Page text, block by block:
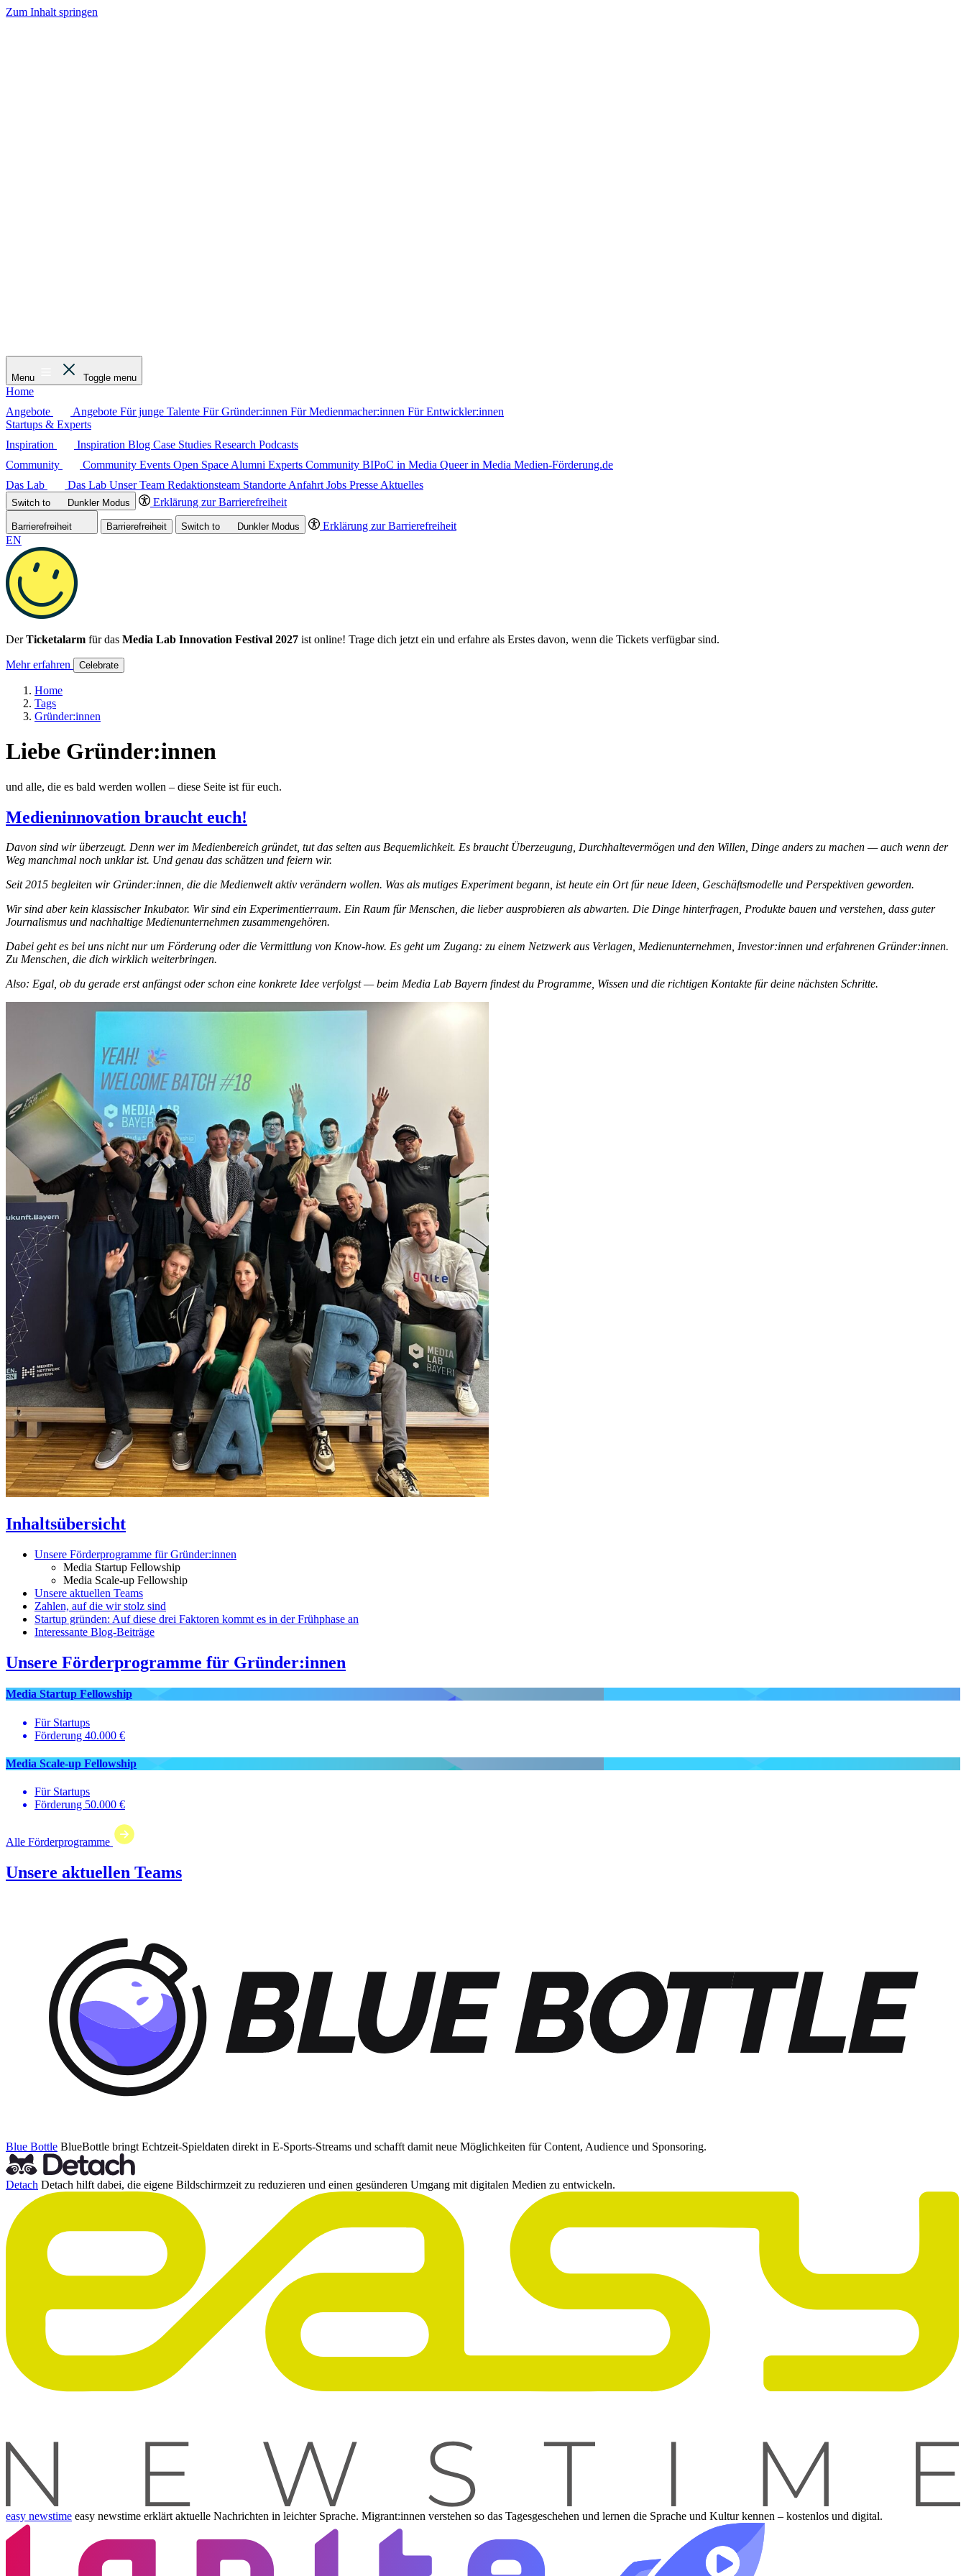
Zum Inhalt springen
Menu Toggle menu
Home
Angebote
Angebote Für junge Talente Für Gründer:innen Für Medienmacher:innen Für Entwickler:innen
Startups & Experts
Inspiration
Inspiration Blog Case Studies Research Podcasts
Community
Community Events Open Space Alumni Experts Community BIPoC in Media Queer in Media Medien-Förderung.de
Das Lab
Das Lab Unser Team Redaktionsteam Standorte Anfahrt Jobs Presse Aktuelles
Switch to DunklerModus Erklärung zur Barrierefreiheit
Barrierefreiheit Barrierefreiheit Switch to DunklerModus
Erklärung zur Barrierefreiheit
EN
DerTicketalarm für das Media Lab Innovation Festival 2027 ist online! Trage dich jetzt ein und erfahre als Erstes davon, wenn die Tickets verfügbar sind.
Mehr erfahren Celebrate
Home
Tags
Gründer:innen
Liebe Gründer:innen
und alle, die es bald werden wollen – diese Seite ist für euch.
Medieninnovation braucht euch!
Davon sind wir überzeugt. Denn wer im Medienbereich gründet, tut das selten aus Bequemlichkeit. Es braucht Überzeugung, Durchhaltevermögen und den Willen, Dinge anders zu machen — auch wenn der
Weg manchmal noch unklar ist. Und genau das schätzen und feiern wir.
Seit 2015 begleiten wir Gründer:innen, die die Medienwelt aktiv verändern wollen. Was als mutiges Experiment begann, ist heute ein Ort für neue Ideen, Geschäftsmodelle und Perspektiven geworden.
Wir sind aber kein klassischer Inkubator. Wir sind ein Experimentierraum. Ein Raum für Menschen, die lieber ausprobieren als abwarten. Die Dinge hinterfragen, Produkte bauen und verstehen, dass guter
Journalismus und nachhaltige Medienunternehmen zusammengehören.
Dabei geht es bei uns nicht nur um Förderung oder die Vermittlung von Know-how. Es geht um Zugang: zu einem Netzwerk aus Verlagen, Medienunternehmen, Investor:innen und erfahrenen Gründer:innen.
Zu Menschen, die dich wirklich weiterbringen.
Also: Egal, ob du gerade erst anfängst oder schon eine konkrete Idee verfolgst — beim Media Lab Bayern findest du Programme, Wissen und die richtigen Kontakte für deine nächsten Schritte.
Inhaltsübersicht
Unsere Förderprogramme für Gründer:innen
Media Startup Fellowship
Media Scale-up Fellowship
Unsere aktuellen Teams
Zahlen, auf die wir stolz sind
Startup gründen: Auf diese drei Faktoren kommt es in der Frühphase an
Interessante Blog-Beiträge
Unsere Förderprogramme für Gründer:innen
Media Startup Fellowship
Für Startups
Förderung 40.000 €
Media Scale‑up Fellowship
Für Startups
Förderung 50.000 €
Alle Förderprogramme
Unsere aktuellen Teams
Blue Bottle BlueBottle bringt Echtzeit-Spieldaten direkt in E-Sports-Streams und schafft damit neue Möglichkeiten für Content, Audience und Sponsoring.
Detach Detach hilft dabei, die eigene Bildschirmzeit zu reduzieren und einen gesünderen Umgang mit digitalen Medien zu entwickeln.
easy newstime easy newstime erklärt aktuelle Nachrichten in leichter Sprache. Migrant:innen verstehen so das Tagesgeschehen und lernen die Sprache und Kultur kennen – kostenlos und digital.